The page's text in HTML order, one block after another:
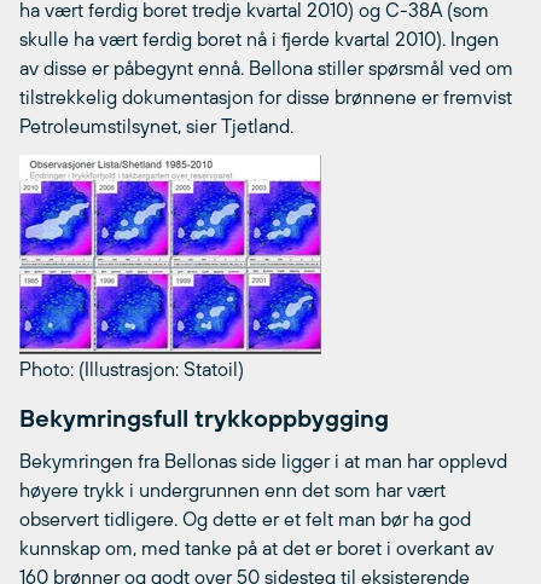
ha vært ferdig boret tredje kvartal 2010) og C-38A (som
skulle ha vært ferdig boret nå i fjerde kvartal 2010). Ingen
av disse er påbegynt ennå. Bellona stiller spørsmål ved om
tilstrekkelig dokumentasjon for disse brønnene er fremvist
Petroleumstilsynet, sier Tjetland.
Photo: (Illustrasjon: Statoil)
Bekymringsfull trykkoppbygging
Bekymringen fra Bellonas side ligger i at man har opplevd
høyere trykk i undergrunnen enn det som har vært
observert tidligere. Og dette er et felt man bør ha god
kunnskap om, med tanke på at det er boret i overkant av
160 brønner og godt over 50 sidesteg til eksisterende